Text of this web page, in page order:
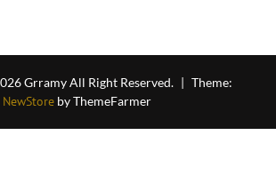
Grramy All Right Reserved. | Theme:
NewStoreby ThemeFarmer